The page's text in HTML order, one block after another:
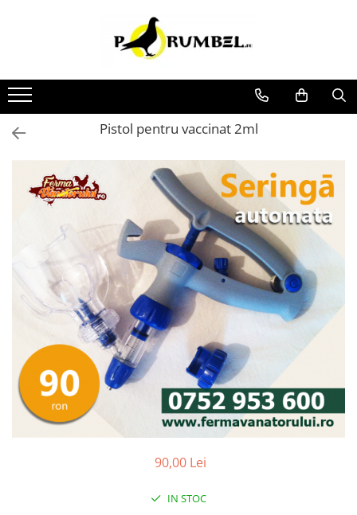
Accesorii
Adăpători
Hrănitori
Pistol pentru vaccinat 2ml
90,00 Lei
IN STOC